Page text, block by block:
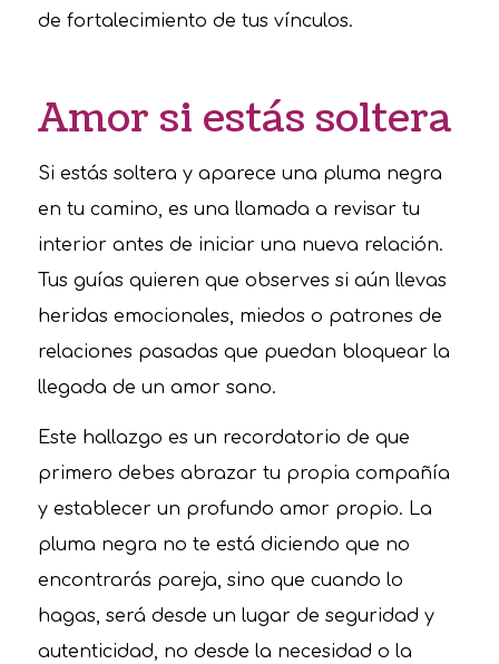
de fortalecimiento de tus vínculos.
Amor si estás soltera
Si estás soltera y aparece una pluma negra
en tu camino, es una llamada a revisar tu
interior antes de iniciar una nueva relación.
Tus guías quieren que observes si aún llevas
heridas emocionales, miedos o patrones de
relaciones pasadas que puedan bloquear la
llegada de un amor sano.
Este hallazgo es un recordatorio de que
primero debes abrazar tu propia compañía
y establecer un profundo amor propio. La
pluma negra no te está diciendo que no
encontrarás pareja, sino que cuando lo
hagas, será desde un lugar de seguridad y
autenticidad, no desde la necesidad o la